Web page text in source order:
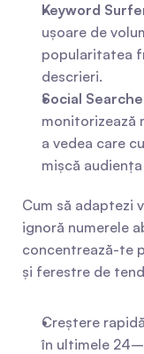
Keyword
ușoare de
popularitatea
descrieri.
Social
monitorizează
a vedea care
mișcă
Cum să adaptezi
ignoră numerele
concentrează-te
și ferestre de
Creștere
în ultimele